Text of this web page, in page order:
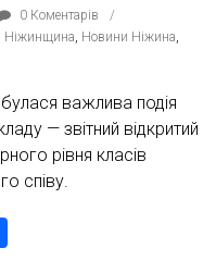
0 Коментарів
Ніжинщина, Новини Ніжина,
важлива подія
— звітний відкритий
рівня класів
співу.